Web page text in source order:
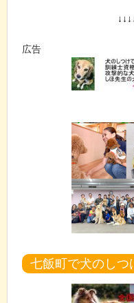
広告
七飯町で犬のしつ